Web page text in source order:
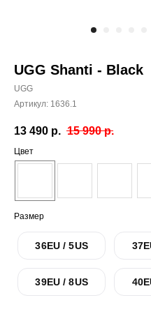
UGG Shanti - Black
UGG
Артикул: 1636.1
13 490 р. 15 990 р.
Цвет
Размер
36EU / 5US
39EU / 8US